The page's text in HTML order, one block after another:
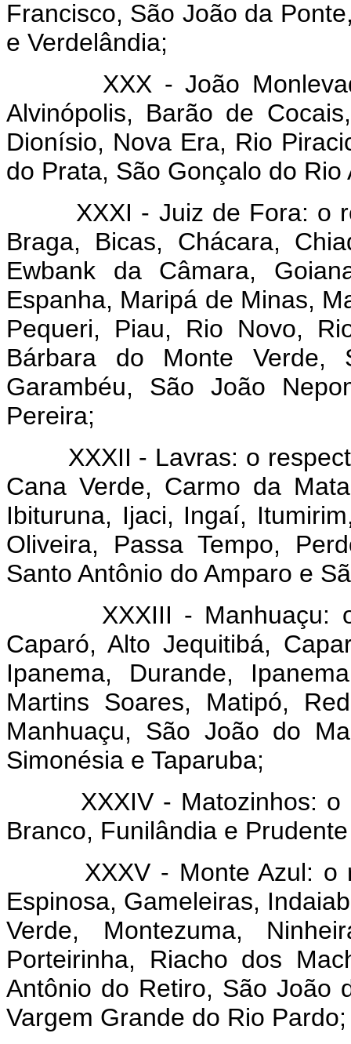
Francisco, São João da
e Verdelândia;
XXX - João
Alvinópolis, Barão de
Dionísio, Nova Era, Rio
do Prata, São Gonçalo do
XXXI - Juiz de Fora: o
Braga, Bicas, Chácara,
Ewbank da Câmara,
Espanha, Maripá de Minas,
Pequeri, Piau, Rio Novo,
Bárbara do Monte Verde,
Garambéu, São João
Pereira;
XXXII - Lavras: o
Cana Verde, Carmo da
Ibituruna, Ijaci, Ingaí,
Oliveira, Passa Tempo,
Santo Antônio do Amparo e
XXXIII - Manhuaçu: o
Caparó, Alto Jequitibá,
Ipanema, Durande,
Martins Soares, Matipó,
Manhuaçu, São João do
Simonésia e Taparuba;
XXXIV - Matozinhos: o
Branco, Funilândia e
XXXV - Monte Azul: o
Espinosa, Gameleiras,
Verde, Montezuma,
Porteirinha, Riacho dos
Antônio do Retiro, São João
Vargem Grande do Rio Pardo;